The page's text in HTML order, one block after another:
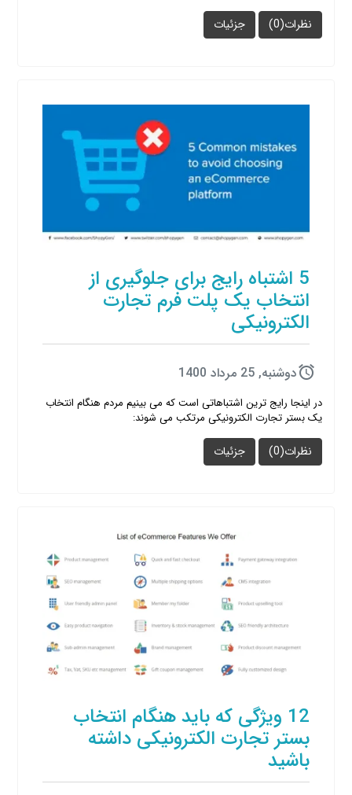
نظرات(0) جزئیات
5 اشتباه رایج برای جلوگیری از
انتخاب یک پلت فرم تجارت
الکترونیکی
دوشنبه, 25 مرداد 1400
در اینجا رایج ترین اشتباهاتی است که می بینیم مردم هنگام انتخاب
یک بستر تجارت الکترونیکی مرتکب می شوند:
نظرات(0) جزئیات
12 ویژگی که باید هنگام انتخاب
بستر تجارت الکترونیکی داشته
باشید